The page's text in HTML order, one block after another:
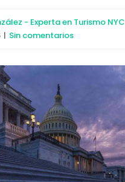
- Experta en Turismo NYC
| Sin comentarios